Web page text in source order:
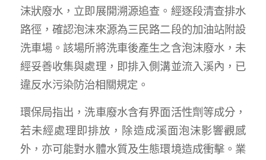
沫狀廢水，立即展開溯源追查。經逐段清查排水
路徑，確認泡沫來源為三民路二段的加油站附設
洗車場。該場所將洗車後產生之含泡沫廢水，未
經妥善收集與處理，即排入側溝並流入溪內，已
違反水污染防治相關規定。
環保局指出，洗車廢水含有界面活性劑等成分，
若未經處理即排放，除造成溪面泡沫影響觀感
外，亦可能對水體水質及生態環境造成衝擊。業